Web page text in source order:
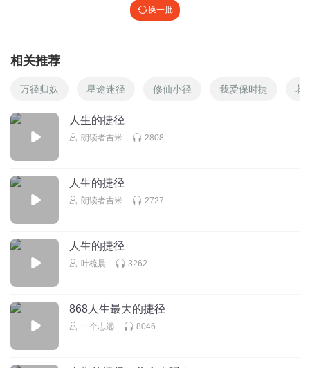
换一批
相关推荐
万径归妖 星途迷径 修仙小径 我爱保时捷 花
人生的捷径
朗读者吉米 2808
人生的捷径
朗读者吉米 2727
人生的捷径
叶梳晨 3262
868人生最大的捷径
一个志远 8046